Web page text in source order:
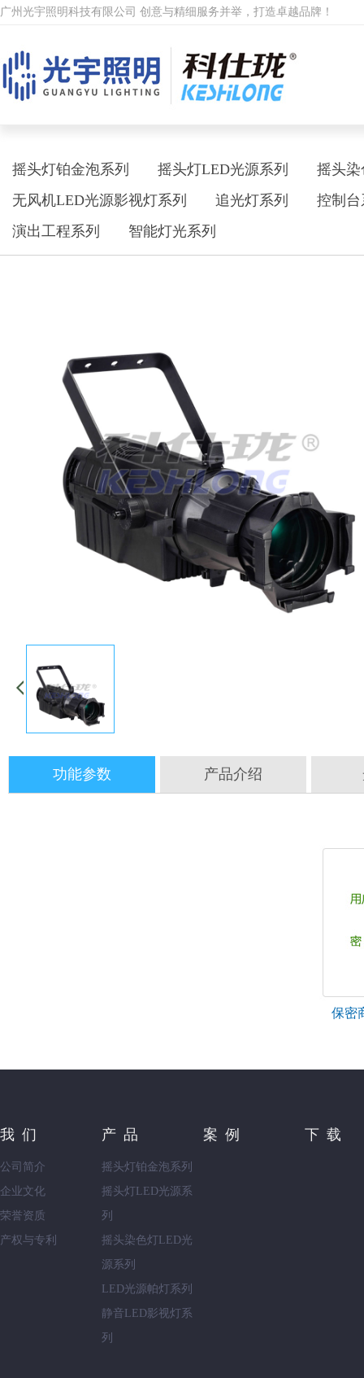
广州光宇照明科技有限公司 创意与精细服务并举，打造卓越品牌！
摇头灯铂金泡系列 摇头灯LED光源系列
摇头
无风机LED光源影视灯系列
追光灯系列
控制台
演出工程系列
智能灯光系列
功能参数 产品介绍
保密
我们
公司简介
企业文化
荣誉资质
产权与专利
产品
摇头灯铂金泡系列
摇头灯LED光源系
列
摇头染色灯LED光
源系列
LED光源帕灯系列
静音LED影视灯系
列
案例 下载